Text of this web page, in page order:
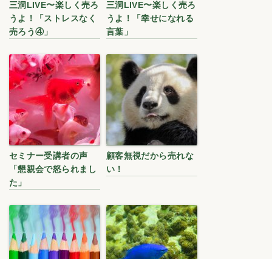
三洞LIVE〜楽しく売ろ
うよ！「ストレスなく
売ろう④」
三洞LIVE〜楽しく売ろ
うよ！「幸せになれる
言葉」
セミナー受講者の声
「懇親会で怒られまし
た」
顧客無視だから売れな
い！